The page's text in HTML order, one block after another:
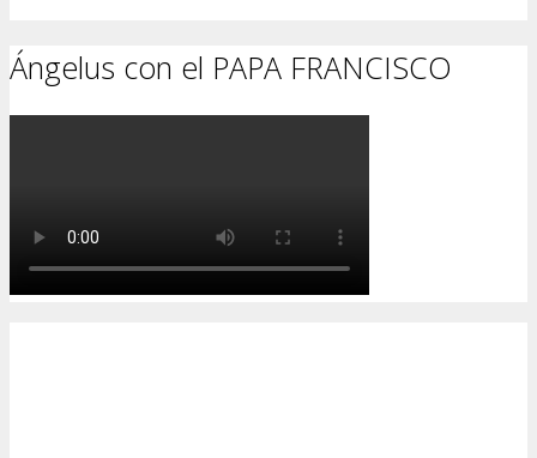
Ángelus con el PAPA FRANCISCO